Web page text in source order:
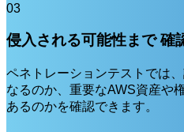
03
侵入される可能性まで 確
ペネトレーションテストでは
なるのか、重要なAWS資産や
あるのかを確認できます。